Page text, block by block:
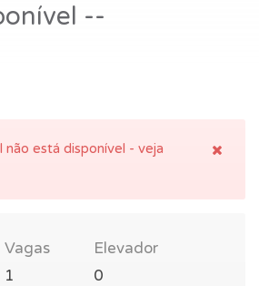
--
não está disponível - veja
Vagas
1
Elevador
0